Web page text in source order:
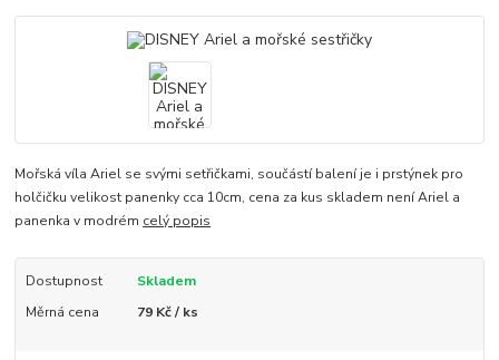
Mořská víla Ariel se svými setřičkami, součástí balení je i prstýnek pro
holčičku velikost panenky cca 10cm, cena za kus skladem není Ariel a
panenka v modrém celý popis
Dostupnost
Skladem
Měrná cena
79 Kč / ks